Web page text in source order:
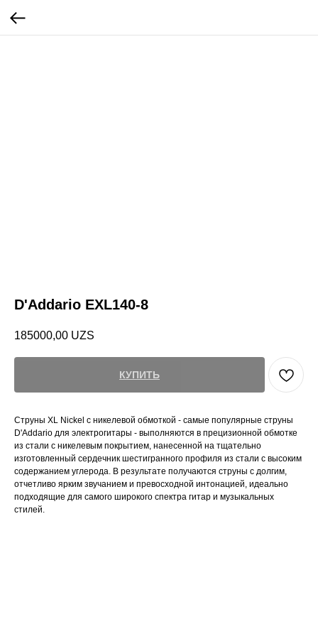
D'Addario EXL140-8
185000,00 UZS
КУПИТЬ
Струны XL Nickel с никелевой обмоткой - самые популярные струны
D'Addario для электрогитары - выполняются в прецизионной обмотке
из стали с никелевым покрытием, нанесенной на тщательно
изготовленный сердечник шестигранного профиля из стали с высоким
содержанием углерода. В результате получаются струны с долгим,
отчетливо ярким звучанием и превосходной интонацией, идеально
подходящие для самого широкого спектра гитар и музыкальных
стилей.